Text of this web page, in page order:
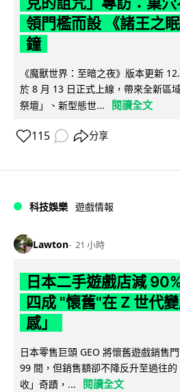
領門檻而設 《諸王之
鐘
《魔獸世界：至暗之夜》版本更新
於 8 月 13 日正式上線，帶來全新區
祭壇」、新型態世...
閱讀全文
115 分享
科技娛樂 遊戲情報
Lawton 21 小時
日本二手遊戲店減
四成 "懷舊"在 Z 世代
感」
日本零售巨頭 GEO 將懷舊遊戲銷售
99 間，但銷售額卻不降反升至過往
收」奇蹟，...
閱讀全文